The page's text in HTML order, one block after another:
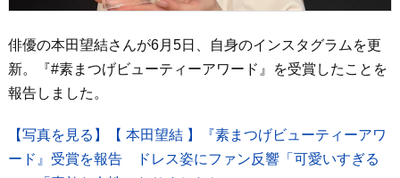
俳優の本田望結さんが6月5日、自身のインスタグラムを更
新。『#素まつげビューティーアワード』を受賞したことを
報告しました。
【写真を見る】【 本田望結 】『素まつげビューティーアワ
ード』受賞を報告 ドレス姿にファン反響「可愛いすぎる